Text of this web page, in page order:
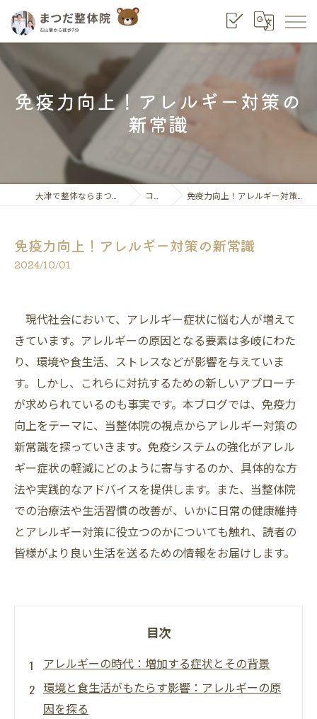
免疫力向上！アレルギー対策の
新常識
コラム 免疫力向上！アレルギー対策の新常識
免疫力向上！アレルギー対策の新常識
2024/10/01
現代社会において、アレルギー症状に悩む人が増えて
きています。アレルギーの原因となる要素は多岐にわた
り、環境や食生活、ストレスなどが影響を与えていま
す。しかし、これらに対抗するための新しいアプローチ
が求められているのも事実です。本ブログでは、免疫力
向上をテーマに、当整体院の視点からアレルギー対策の
新常識を探っていきます。免疫システムの強化がアレル
ギー症状の軽減にどのように寄与するのか、具体的な方
法や実践的なアドバイスを提供します。また、当整体院
での治療法や生活習慣の改善が、いかに日常の健康維持
とアレルギー対策に役立つのかについても触れ、読者の
皆様がより良い生活を送るための情報をお届けします。
目次
アレルギーの時代：増加する症状とその背景
環境と食生活がもたらす影響：アレルギーの原
因を探る